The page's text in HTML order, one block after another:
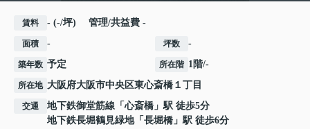
賃料 - (-/坪) 管理/共益費 -
面積 - 坪数 -
築年数 予定 所在階 1階/-
所在地 大阪府大阪市中央区東心斎橋 １丁目
交通 地下鉄御堂筋線 「 心斎橋 」駅 徒歩5分
地下鉄長堀鶴見緑地「 長堀橋 」駅 徒歩6分